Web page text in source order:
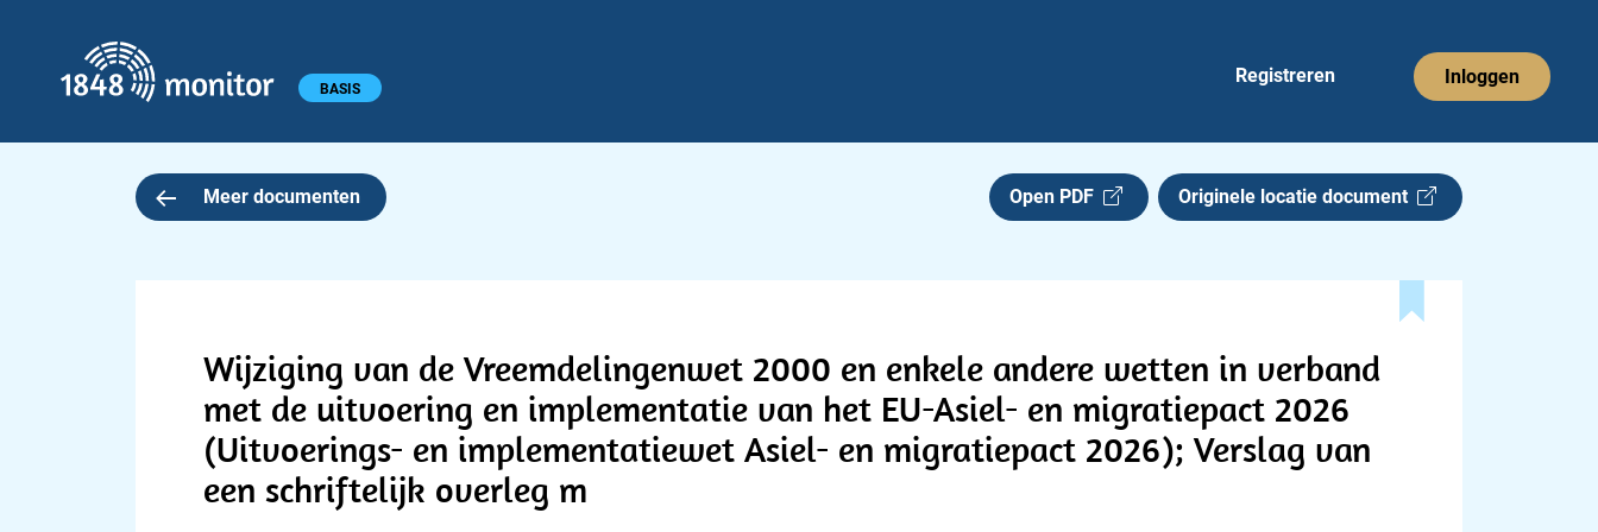
Hoofdmenu BASIS
Registreren Inloggen
Meer documenten Open PDF Originele locatie document
Wijziging van de Vreemdelingenwet 2000 en enkele andere wetten in verband
met de uitvoering en implementatie van het EU-Asiel- en migratiepact 2026
(Uitvoerings- en implementatiewet Asiel- en migratiepact 2026); Verslag van
een schriftelijk overleg m